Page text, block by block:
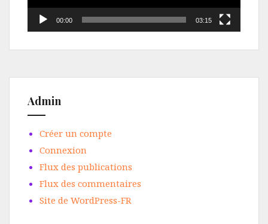
00:00 03:15
Admin
Créer un compte
Connexion
Flux des publications
Flux des commentaires
Site de WordPress-FR